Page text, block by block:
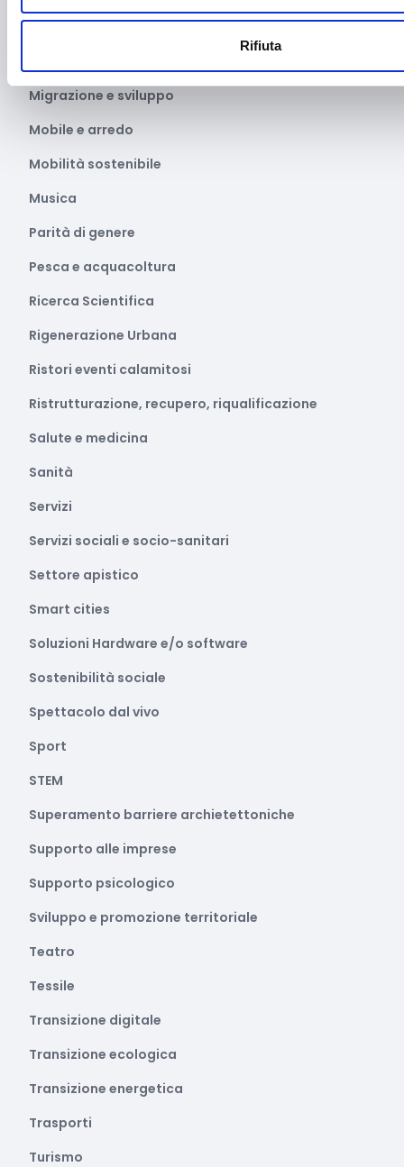
Rifiuta
Marketing e comunicazione
Migrazione e sviluppo
Mobile e arredo
Mobilità sostenibile
Musica
Parità di genere
Pesca e acquacoltura
Ricerca Scientifica
Rigenerazione Urbana
Ristori eventi calamitosi
Ristrutturazione, recupero, riqualificazione
Salute e medicina
Sanità
Servizi
Servizi sociali e socio-sanitari
Settore apistico
Smart cities
Soluzioni Hardware e/o software
Sostenibilità sociale
Spettacolo dal vivo
Sport
STEM
Superamento barriere archietettoniche
Supporto alle imprese
Supporto psicologico
Sviluppo e promozione territoriale
Teatro
Tessile
Transizione digitale
Transizione ecologica
Transizione energetica
Trasporti
Turismo